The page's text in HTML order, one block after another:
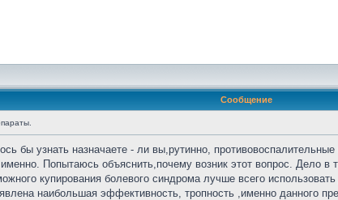
Сообщение
бы узнать назначаете - ли вы,рутинно,
именно. Попытаюсь объяснить,почему возник этот вопрос. Дело
купирования болевого синдрома лучше всего
наибольшая эффективность, тропность ,именно данного